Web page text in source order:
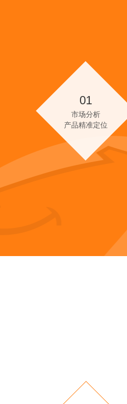
01
市场分析
产品精准定位